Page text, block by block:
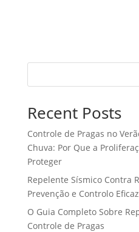
Recent Posts
Controle de Pragas no
Chuva: Por Que a
Proteger
Repelente Sísmico Contra
Prevenção e Controlo Eficaz
O Guia Completo Sobre
Controle de Pragas